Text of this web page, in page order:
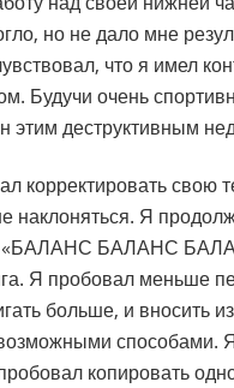
но не дало мне
что я имел
Будучи очень
этим деструктивным
корректировать свою
наклоняться. Я
«БАЛАНС БАЛАНС
Я пробовал меньше
больше, и вносить
способами.
копировать